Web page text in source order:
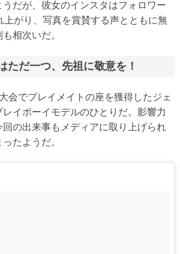
だが、彼女のインスタはフォロワー
上がり、写真を賞賛する声とともに無
相次いだ。
ただ一つ、先祖に敬意を！
会でプレイメイトの座を獲得したジェ
イボーイモデルのひとりだ。影響力
の出来事もメディアに取り上げられ
たようだ。